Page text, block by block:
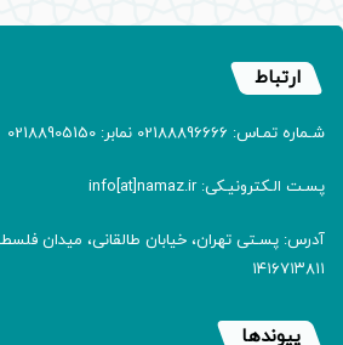
ارتباط
شـماره تمـاس: 02188896666 نمابر: 02188905150
پسـت الـکترونیـکی: info[at]namaz.ir
۱۴۱۶۷۱۳۸۱۱
پیوندها